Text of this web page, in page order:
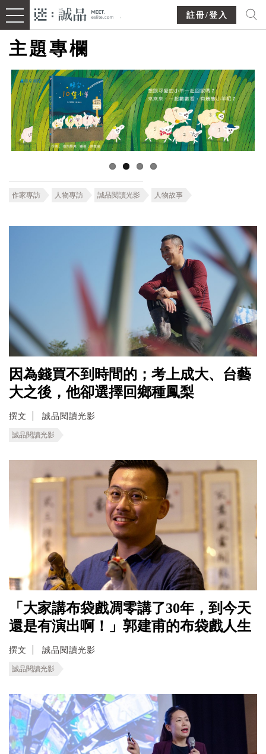
註冊/登入
主題專欄
作家專訪 人物專訪 誠品閱讀光影 人物故事
因為錢買不到時間的；考上成大、台藝
大之後，他卻選擇回鄉種鳳梨
撰文 誠品閱讀光影
誠品閱讀光影
「大家講布袋戲凋零講了30年，到今天
還是有演出啊！」郭建甫的布袋戲人生
撰文 誠品閱讀光影
誠品閱讀光影